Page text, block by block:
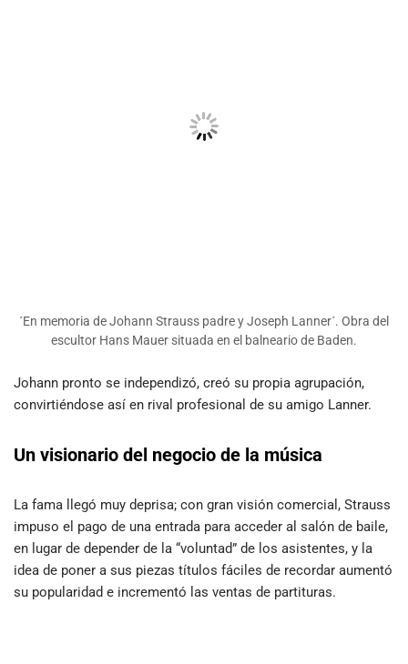
´En memoria de Johann Strauss padre y Joseph Lanner´. Obra del
escultor Hans Mauer situada en el balneario de Baden.
Johann pronto se independizó, creó su propia agrupación,
convirtiéndose así en rival profesional de su amigo Lanner.
Un visionario del negocio de la música
La fama llegó muy deprisa; con gran visión comercial, Strauss
impuso el pago de una entrada para acceder al salón de baile,
en lugar de depender de la “voluntad” de los asistentes, y la
idea de poner a sus piezas títulos fáciles de recordar aumentó
su popularidad e incrementó las ventas de partituras.